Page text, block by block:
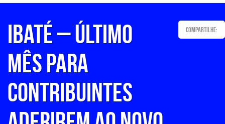
IBATÉ – Último
mês para
contribuintes
Compartilhe: